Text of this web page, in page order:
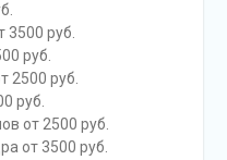
3500 руб.
руб.
2500 руб.
руб.
от 2500 руб.
от 3500 руб.